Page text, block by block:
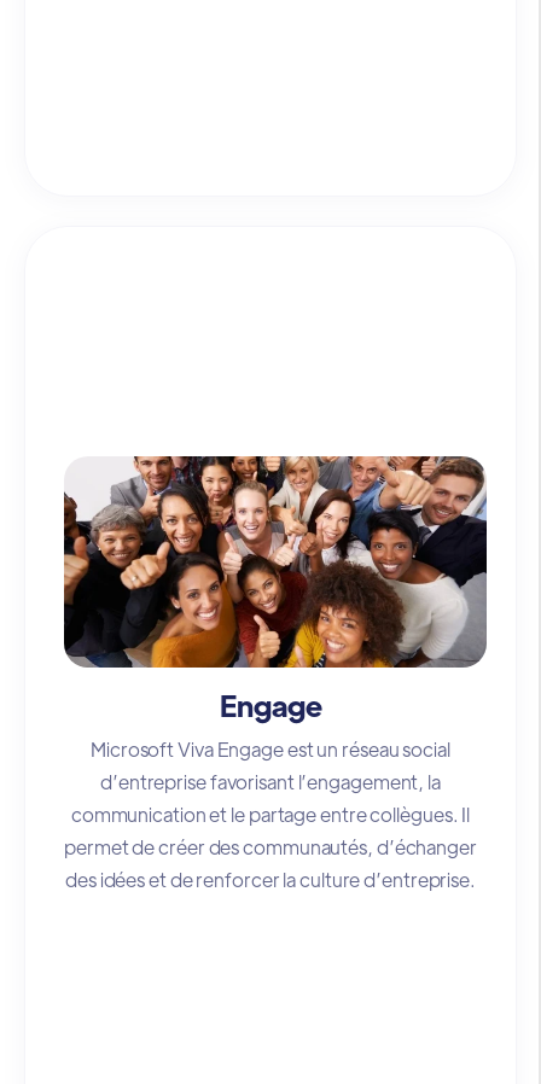
Engage
Microsoft Viva Engage est un réseau social
d’entreprise favorisant l’engagement, la
communication et le partage entre collègues. Il
permet de créer des communautés, d’échanger
des idées et de renforcer la culture d’entreprise.